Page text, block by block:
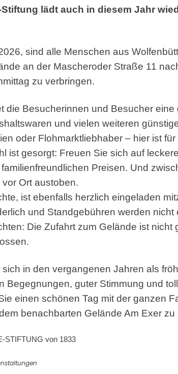
lädt auch in diesem Jahr
sind alle Menschen aus
an der Mascheroder Straße 11
zu verbringen.
die Besucherinnen und Besucher eine
und vielen weiteren
oder Flohmarktliebhaber – hier ist
ist gesorgt: Freuen Sie sich auf
Preisen. Und
Ort austoben.
ist ebenfalls herzlich eingeladen
und Standgebühren werden nicht
Die Zufahrt zum Gelände ist nicht
in den vergangenen Jahren als
Begegnungen, guter Stimmung und
einen schönen Tag mit der ganzen
benachbarten Gelände Am Exer zu
STIFTUNG von 1833